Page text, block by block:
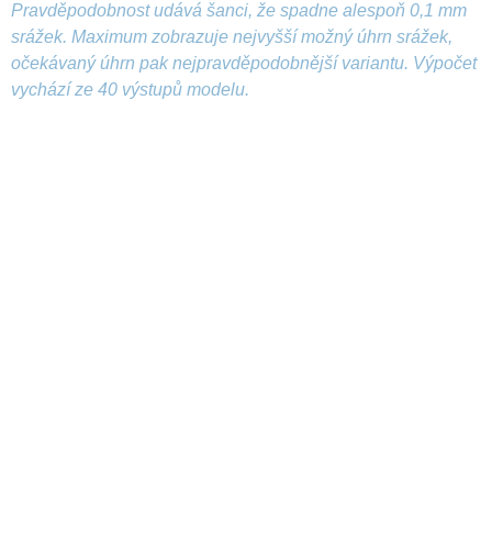
Pravděpodobnost udává šanci, že spadne alespoň 0,1 mm
srážek. Maximum zobrazuje nejvyšší možný úhrn srážek,
očekávaný úhrn pak nejpravděpodobnější variantu. Výpočet
vychází ze 40 výstupů modelu.